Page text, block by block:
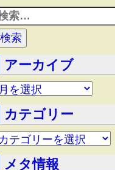
アーカイブ
アーカイブ
カテゴリー
メタ情報